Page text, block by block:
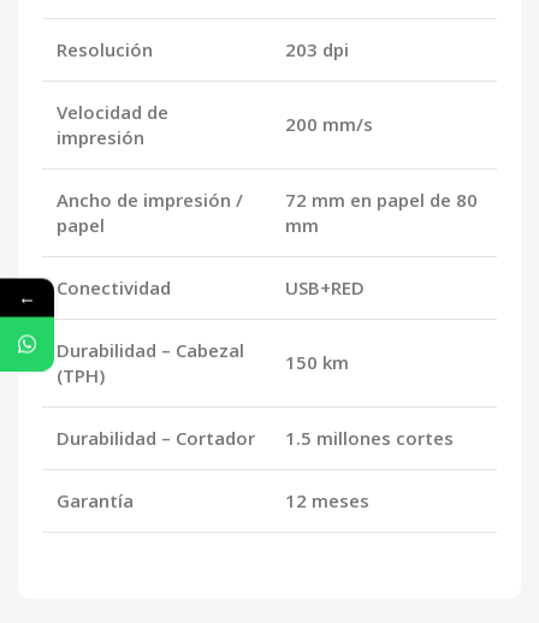
Resolución 203 dpi
Velocidad de
impresión
200 mm/s
Ancho de impresión /
papel
72 mm en papel de 80
mm
Conectividad USB+RED
Durabilidad – Cabezal
(TPH)
150 km
Durabilidad – Cortador 1.5 millones cortes
Garantía 12 meses
←